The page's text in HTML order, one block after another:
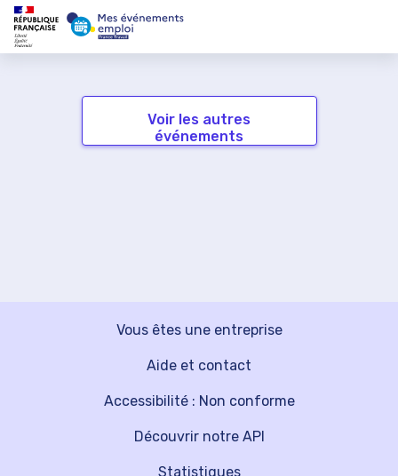
Voir les autres
événements
Vous êtes une entreprise
Découvrir notre API
Aide et contact
Statistiques
Accessibilité : Non conforme